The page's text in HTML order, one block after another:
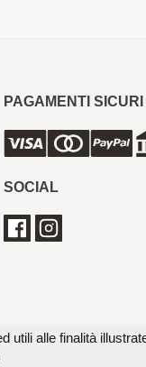
PAGAMENTI SICURI
SOCIAL
utili alle finalità